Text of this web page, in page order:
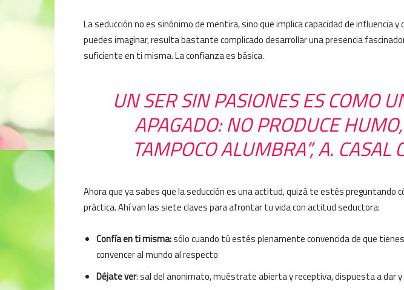
La seducción no es sinónimo de mentira, sino que implica capacidad de influencia y
puedes imaginar, resulta bastante complicado desarrollar una presencia
suficiente en ti misma. La confianza es básica.
UN SER SIN PASIONES ES COMO
APAGADO: NO PRODUCE
TAMPOCO ALUMBRA”, A. CASAL
Ahora que ya sabes que la seducción es una actitud, quizá te estés preguntando
práctica. Ahí van las siete claves para afrontar tu vida con actitud seductora:
Confía en ti misma:sólo cuando tú estés plenamente convencida de que
convencer al mundo al respecto
Déjate ver: sal del anonimato, muéstrate abierta y receptiva, dispuesta a dar y